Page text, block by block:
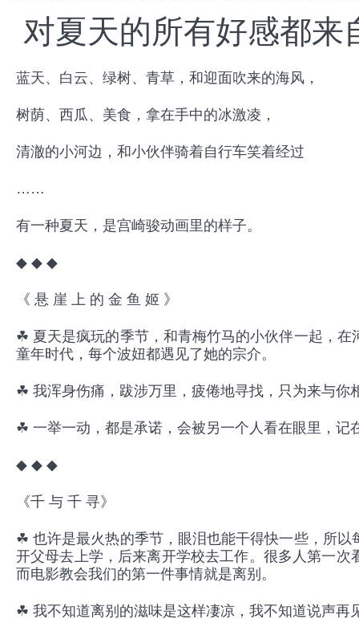
对夏天的所有好感都来
蓝天、白云、绿树、青草，和迎面吹来的海风，
树荫、西瓜、美食，拿在手中的冰激凌，
清澈的小河边，和小伙伴骑着自行车笑着经过
……
有一种夏天，是宫崎骏动画里的样子。
◆ ◆ ◆
《 悬 崖 上 的 金 鱼 姬 》
☘ 夏天是疯玩的季节，和青梅竹马的小伙伴一起，在
童年时代，每个波妞都遇见了她的宗介。
☘ 我浑身伤痛，跋涉万里，疲倦地寻找，只为来与你
☘ 一举一动，都是承诺，会被另一个人看在眼里，记
◆ ◆ ◆
《千 与 千 寻》
☘ 也许是最火热的季节，眼泪也能干得快一些，所以
开父母去上学，后来离开学校去工作。很多人第一次
而电影教会我们的第一件事情就是离别。
☘ 我不知道离别的滋味是这样凄凉，我不知道说声再